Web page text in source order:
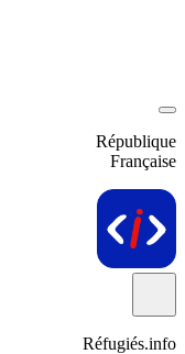
République
Française
Réfugiés.info